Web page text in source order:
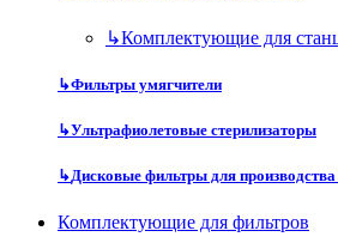
↳Комплектующие для
↳Фильтры умягчители
↳Ультрафиолетовые стерилизаторы
↳Дисковые фильтры для
Комплектующие для фильтров